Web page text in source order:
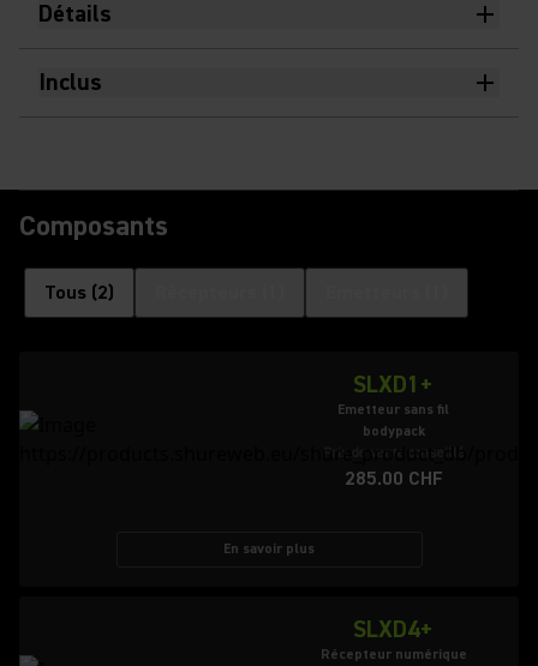
Détails
Inclus
Composants
Tous (2)
SLXD1+
Emetteur sans fil
bodypack
Prix de vente conseillé
285.00 CHF
En savoir plus
SLXD4+
Récepteur numérique